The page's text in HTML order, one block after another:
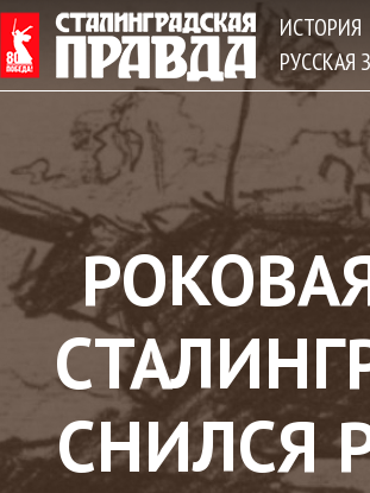
ИСТОРИЯ
РУССКАЯ
СНИЛСЯ